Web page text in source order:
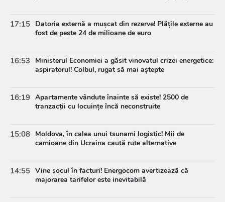
17:15 Datoria externă a mușcat din rezerve! Plățile externe au
fost de peste 24 de milioane de euro
16:53
Ministerul Economiei a găsit vinovatul crizei energetice:
aspiratorul! Colbul, rugat să mai aștepte
16:19 Apartamente vândute înainte să existe! 2500 de
tranzacții cu locuințe încă neconstruite
15:08 Moldova, în calea unui tsunami logistic! Mii de
camioane din Ucraina caută rute alternative
14:55 Vine șocul în facturi! Energocom avertizează că
majorarea tarifelor este inevitabilă